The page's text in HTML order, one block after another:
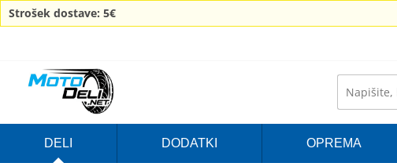
Strošek dostave: 5€
DELI DODATKI OPREMA